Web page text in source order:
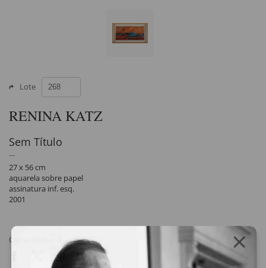
Lote
RENINA KATZ
Sem Título
27 x 56 cm
aquarela sobre papel
assinatura inf. esq.
2001
Compartilhar